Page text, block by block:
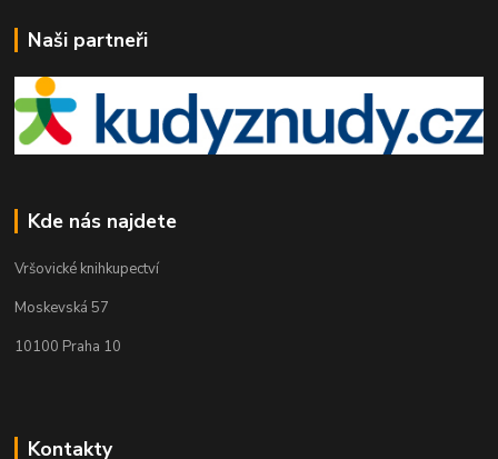
Naši partneři
Kde nás najdete
Vršovické knihkupectví
Moskevská 57
10100 Praha 10
Kontakty